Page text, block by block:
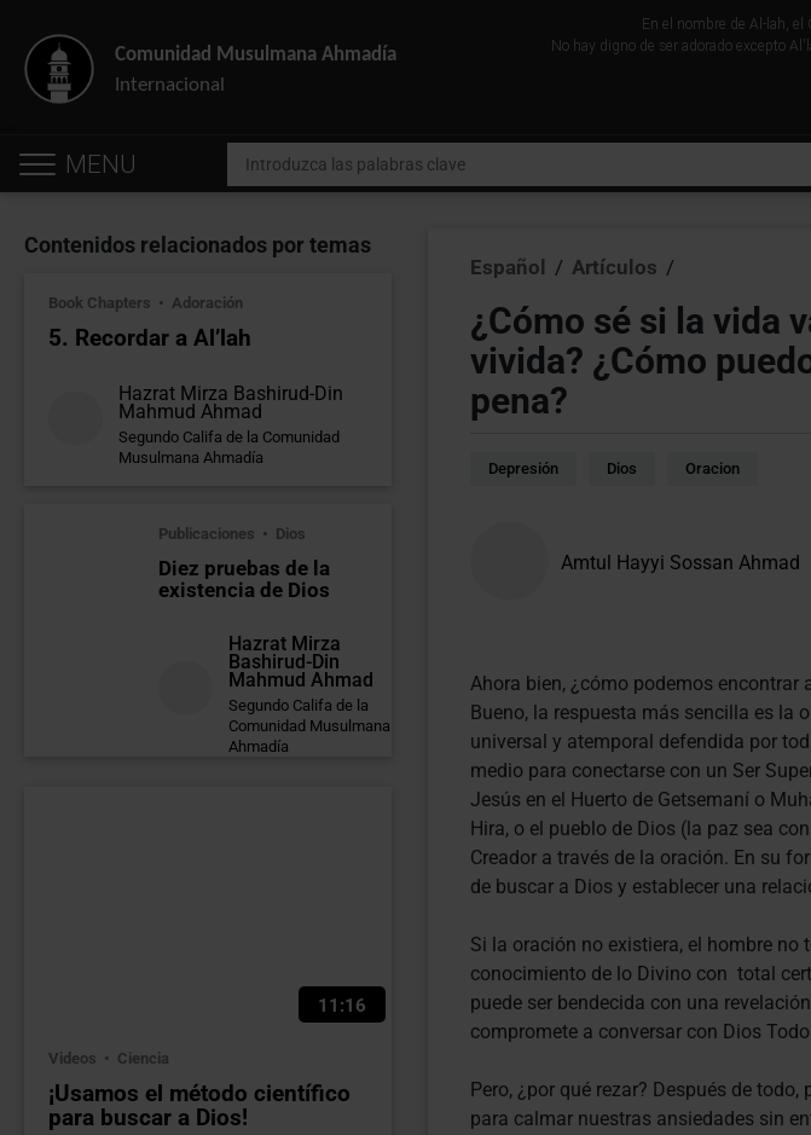
En el nombre de Al-lah,
No hay digno de ser adorado excepto
Comunidad Musulmana Ahmadía
Internacional
MENU
Contenidos relacionados por temas
Book Chapters Adoración
5. Recordar a Al’lah
Hazrat Mirza Bashirud-Din
Mahmud Ahmad
Segundo Califa de la Comunidad
Musulmana Ahmadía
Publicaciones Dios
Diez pruebas de la
existencia de Dios
Hazrat Mirza
Bashirud-Din
Mahmud Ahmad
Segundo Califa de la
Comunidad Musulmana
Ahmadía
11:16
Videos Ciencia
¡Usamos el método científico
para buscar a Dios!
Español / Artículos /
¿Cómo sé si la vida
vivida? ¿Cómo
pena?
Depresión Dios Oracion
Amtul Hayyi Sossan Ahmad
Ahora bien, ¿cómo podemos
Bueno, la respuesta más sencilla es la
universal y atemporal defendida por
medio para conectarse con un Ser
Jesús en el Huerto de Getsemaní o
Hira, o el pueblo de Dios (la paz sea
Creador a través de la oración. En su
de buscar a Dios y establecer una
Si la oración no existiera, el hombre
conocimiento de lo Divino con total
puede ser bendecida con una
compromete a conversar con Dios
Pero, ¿por qué rezar? Después de
para calmar nuestras ansiedades sin